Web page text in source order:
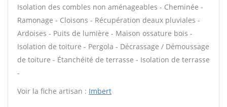
Isolation des combles non aménageables - Cheminée -
Ramonage - Cloisons - Récupération deaux pluviales -
Ardoises - Puits de lumière - Maison ossature bois -
Isolation de toiture - Pergola - Décrassage / Démoussage
de toiture - Étanchéité de terrasse - Isolation de terrasse
-
Voir la fiche artisan : Imbert